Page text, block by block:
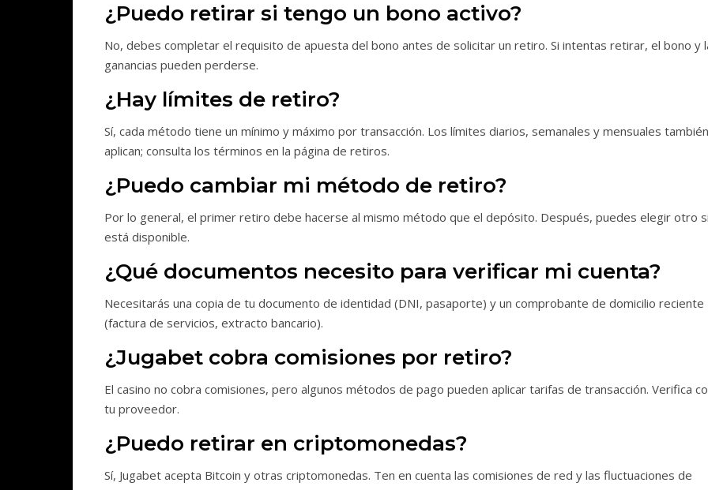
¿Puedo retirar si tengo un bono activo?
No, debes completar el requisito de apuesta del bono antes de solicitar un retiro. Si intentas retirar, el bono y
ganancias pueden perderse.
¿Hay límites de retiro?
Sí, cada método tiene un mínimo y máximo por transacción. Los límites diarios, semanales y mensuales también
aplican; consulta los términos en la página de retiros.
¿Puedo cambiar mi método de retiro?
Por lo general, el primer retiro debe hacerse al mismo método que el depósito. Después, puedes elegir otro
está disponible.
¿Qué documentos necesito para verificar mi cuenta?
Necesitarás una copia de tu documento de identidad (DNI, pasaporte) y un comprobante de domicilio reciente
(factura de servicios, extracto bancario).
¿Jugabet cobra comisiones por retiro?
El casino no cobra comisiones, pero algunos métodos de pago pueden aplicar tarifas de transacción. Verifica
tu proveedor.
¿Puedo retirar en criptomonedas?
Sí, Jugabet acepta Bitcoin y otras criptomonedas. Ten en cuenta las comisiones de red y las fluctuaciones de